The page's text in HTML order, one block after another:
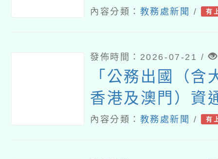
語文（客語文）
內容分類： 教務處新聞 / 有
發佈時間：2026-07-21 /
「公務出國（含
香港及澳門）資
理須知」
內容分類： 教務處新聞 / 有